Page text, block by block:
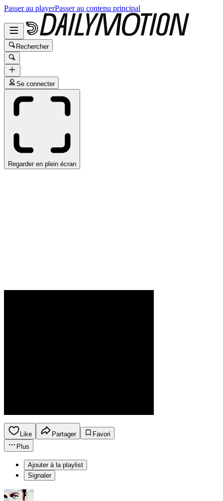
Passer au playerPasser au contenu principal
Rechercher
Se connecter
Regarder en plein écran
Like Partager
Favori
Plus
Ajouter à la playlist
Signaler